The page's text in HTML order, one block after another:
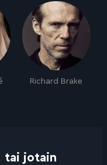
Richard Brake
tai jotain